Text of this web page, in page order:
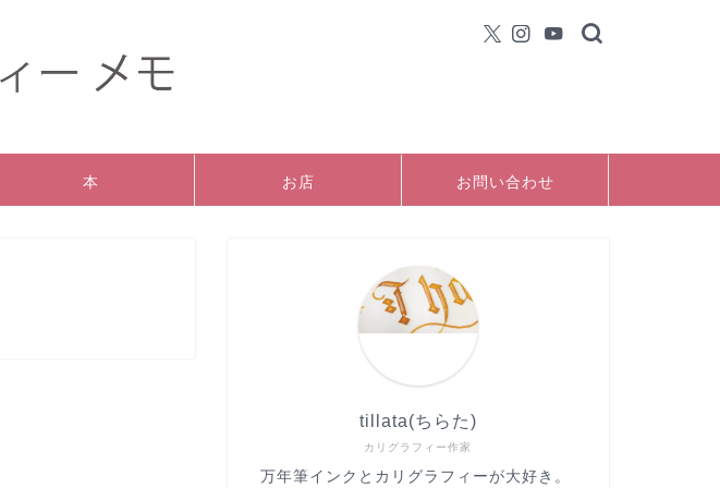
本 お店 お問い合わせ
カリグラフィー作家
tillata(ちらた)
万年筆インクとカリグラフィーが大好き。